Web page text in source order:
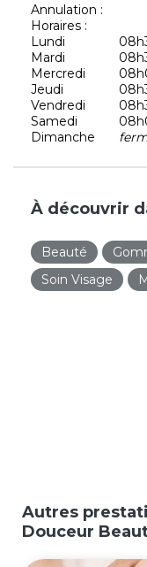
Annulation :
Horaires :
Lundi
Mardi
Mercredi
Jeudi
Vendredi
Samedi
Dimanche
À découvrir
Beauté
Soin Visage
Autres
Douceur